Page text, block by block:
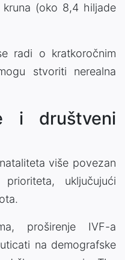
(oko 8,4 hiljade
radi o kratkoročnim
stvoriti nerealna
i društveni
više povezan
uključujući
proširenje IVF-a
na demografske